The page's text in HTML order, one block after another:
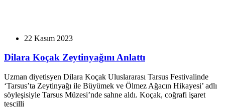
22 Kasım 2023
Dilara Koçak Zeytinyağını Anlattı
Uzman diyetisyen Dilara Koçak Uluslararası Tarsus Festivalinde
‘Tarsus’ta Zeytinyağı ile Büyümek ve Ölmez Ağacın Hikayesi’ adlı
söyleşisiyle Tarsus Müzesi’nde sahne aldı. Koçak, coğrafi işaret
tescilli